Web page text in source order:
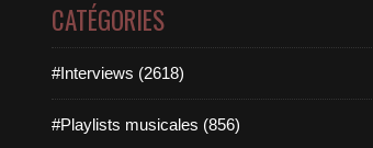
CATÉGORIES
#Interviews (2618)
#Playlists musicales (856)